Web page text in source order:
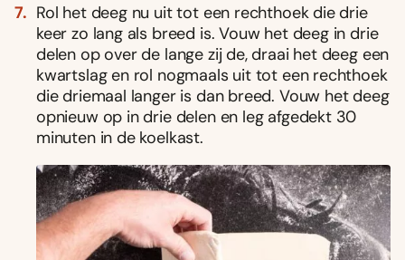
Rol het deeg nu uit tot een rechthoek die drie
keer zo lang als breed is. Vouw het deeg in drie
delen op over de lange zij de, draai het deeg een
kwartslag en rol nogmaals uit tot een rechthoek
die driemaal langer is dan breed. Vouw het deeg
opnieuw op in drie delen en leg afgedekt 30
minuten in de koelkast.